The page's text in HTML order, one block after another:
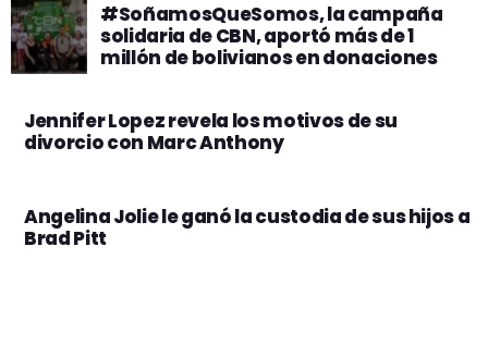
#SoñamosQueSomos, la campaña
solidaria de CBN, aportó más de 1
millón de bolivianos en donaciones
Jennifer Lopez revela los motivos de su
divorcio con Marc Anthony
Angelina Jolie le ganó la custodia de sus hijos a
Brad Pitt